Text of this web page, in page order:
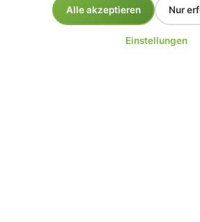
Alle akzeptieren
Nur
Einstellungen